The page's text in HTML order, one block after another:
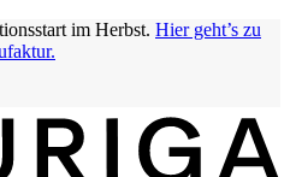
im Herbst. Hier geht’s zu